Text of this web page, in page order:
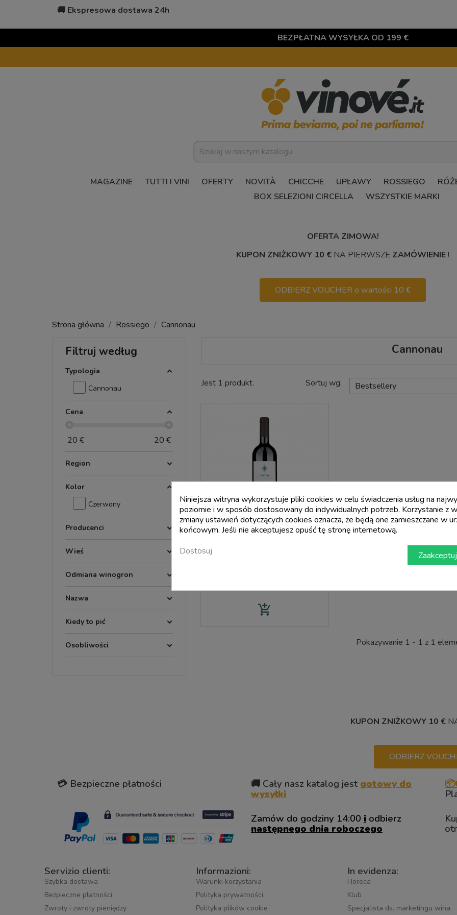
🚚 Ekspresowa dostawa 24h
BEZPŁATNA WYSYŁKA OD 199 €
MAGAZINE TUTTI I VINI OFERTY NOVITÀ CHICCHE UPŁAWY ROSSIEGO
BOX SELEZIONI CIRCELLA
WSZYSTKIE MARKI
OFERTA ZIMOWA!
KUPON ZNIŻKOWY 10 € NA PIERWSZE ZAMÓWIENIE!
ODBIERZ VOUCHER o wartości 10 €
Strona główna Rossiego Cannonau
Filtruj według
Typologia
Cannonau
Cena
20 € 20 €
Region
Kolor
Czerwony
Producenci
Wieś
Odmiana winogron
Nazwa
Kiedy to pić
Osobliwości
Cannonau
Jest 1 produkt. Sortuj wg: Bestsellery
Cannonau Di Sardegna Doc Costera -
add_shopping_cart
Pokazywanie 1 - 1 z 1
KUPON ZNIŻKOWY 10 €
ODBIERZ
💳 Bezpieczne płatności 🚚 Cały nasz katalog jest gotowy do
wysyłki
Zamów do godziny 14:00 i odbierz
następnego dnia roboczego
Servizio clienti:
Szybka dostawa
Bezpieczne płatności
Zwroty i zwroty pieniędzy
Informazioni:
Warunki korzystania
Polityka prywatności
Polityka plików cookie
In evidenza:
Horeca
Klub
Specjalista ds. marketingu wina
Niniejsza witryna wykorzystuje pliki cookies w celu świadczenia usług na
poziomie i w sposób dostosowany do indywidualnych potrzeb. Korzystanie z
zmiany ustawień dotyczących cookies oznacza, że będą one zamieszczane w
końcowym. Jeśli nie akceptujesz opuść tę stronę internetową.
Dostosuj